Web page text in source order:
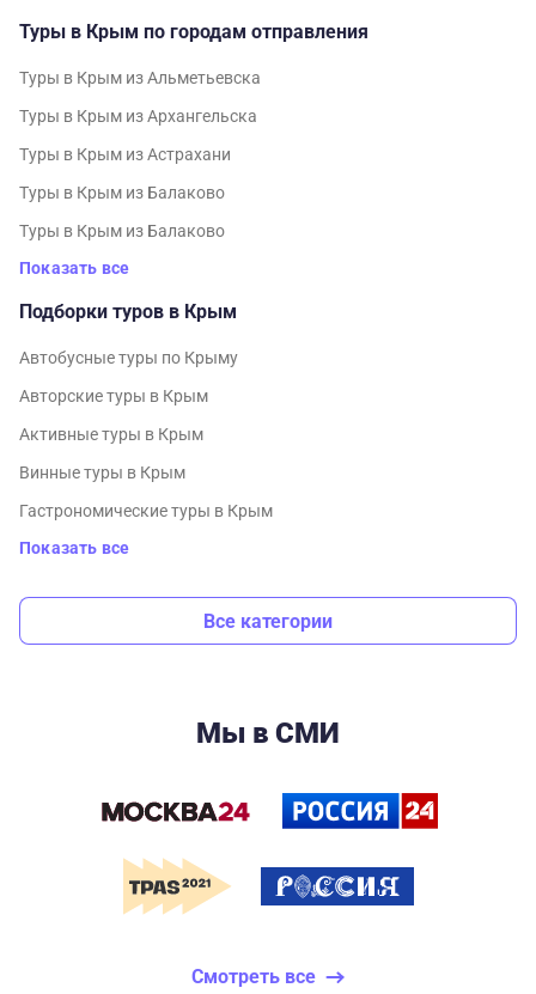
Туры в Крым по городам отправления
Туры в Крым из Альметьевска
Туры в Крым из Архангельска
Туры в Крым из Астрахани
Туры в Крым из Балаково
Туры в Крым из Балаково
Показать все
Подборки туров в Крым
Автобусные туры по Крыму
Авторские туры в Крым
Активные туры в Крым
Винные туры в Крым
Гастрономические туры в Крым
Показать все
Все категории
Мы в СМИ
Смотреть все